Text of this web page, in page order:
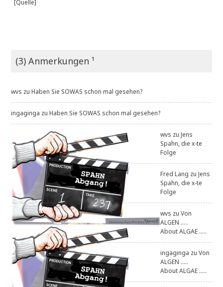
[Quelle]
(3) Anmerkungen ¹
wvs zuHaben Sie SOWAS schon mal gesehen?
ingaginga zuHaben Sie SOWAS schon mal gesehen?
wvs zuJens
Spahn, die x-te
Folge
Fred Lang zuJens
Spahn, die x-te
Folge
wvs zuVon
ALGEN .....
About ALGAE .....
ingaginga zuVon
ALGEN .....
About ALGAE .....